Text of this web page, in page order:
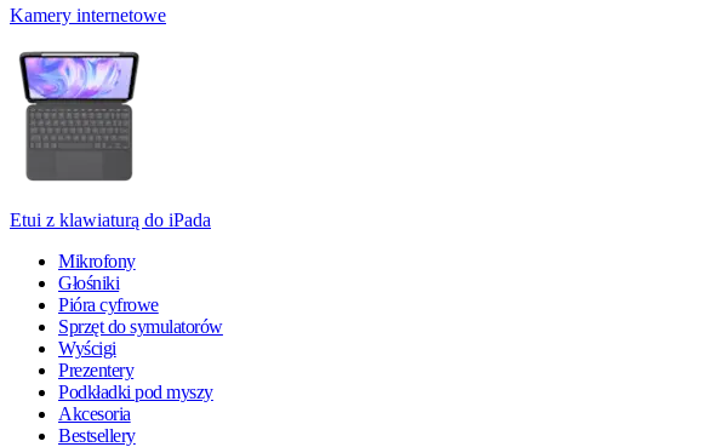
Kamery internetowe
Etui z klawiaturą do iPada
Mikrofony
Głośniki
Pióra cyfrowe
Sprzęt do symulatorów
Wyścigi
Prezentery
Podkładki pod myszy
Akcesoria
Bestsellery